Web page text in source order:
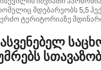
მდებარეობს 5,5
ტერიტორიაზე
ბაღებში. Rix Mill არის
მშვიდობის
სადაც
ცვლის სამყაროს ხმაურს.